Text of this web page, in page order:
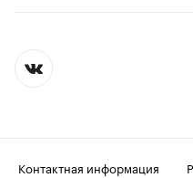
Контактная информация